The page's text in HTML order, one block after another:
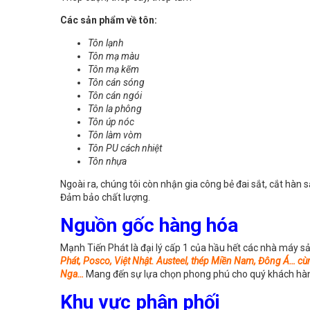
Các sản phẩm về tôn:
Tôn lạnh
Tôn mạ màu
Tôn mạ kẽm
Tôn cán sóng
Tôn cán ngói
Tôn la phông
Tôn úp nóc
Tôn làm vòm
Tôn PU cách nhiệt
Tôn nhựa
Ngoài ra, chúng tôi còn nhận gia công bẻ đai sắt, cắt
Đảm bảo chất lượng.
Nguồn gốc hàng hóa
Mạnh Tiến Phát là đại lý cấp 1 của hầu hết các nhà máy
Phát, Posco, Việt Nhật. Austeel, thép Miền Nam, Đông Á…
Nga… Mang đến sự lựa chọn phong phú cho quý khách
Khu vực phân phối